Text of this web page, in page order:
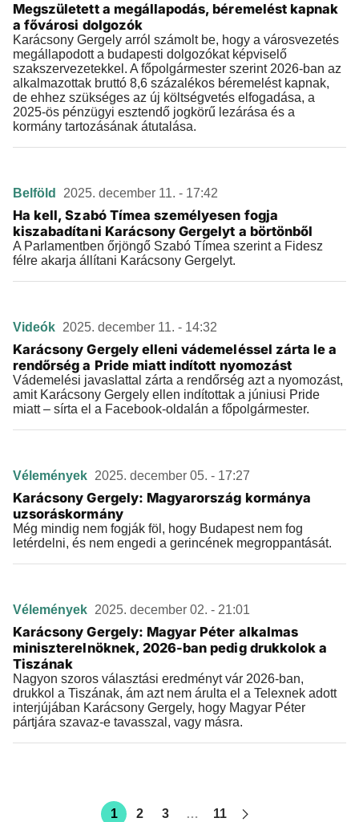
Megszületett a megállapodás, béremelést kapnak
a fővárosi dolgozók
Karácsony Gergely arról számolt be, hogy a városvezetés
megállapodott a budapesti dolgozókat képviselő
szakszervezetekkel. A főpolgármester szerint 2026-ban az
alkalmazottak bruttó 8,6 százalékos béremelést kapnak,
de ehhez szükséges az új költségvetés elfogadása, a
2025-ös pénzügyi esztendő jogkörű lezárása és a
kormány tartozásának átutalása.
Belföld 2025. december 11. - 17:42
Ha kell, Szabó Tímea személyesen fogja
kiszabadítani Karácsony Gergelyt a börtönből
A Parlamentben őrjöngő Szabó Tímea szerint a Fidesz
félre akarja állítani Karácsony Gergelyt.
Videók 2025. december 11. - 14:32
Karácsony Gergely elleni vádemeléssel zárta le a
rendőrség a Pride miatt indított nyomozást
Vádemelési javaslattal zárta a rendőrség azt a nyomozást,
amit Karácsony Gergely ellen indítottak a júniusi Pride
miatt – sírta el a Facebook-oldalán a főpolgármester.
Vélemények 2025. december 05. - 17:27
Karácsony Gergely: Magyarország kormánya
uzsoráskormány
Még mindig nem fogják föl, hogy Budapest nem fog
letérdelni, és nem engedi a gerincének megroppantását.
Vélemények 2025. december 02. - 21:01
Karácsony Gergely: Magyar Péter alkalmas
miniszterelnöknek, 2026-ban pedig drukkolok a
Tiszának
Nagyon szoros választási eredményt vár 2026-ban,
drukkol a Tiszának, ám azt nem árulta el a Telexnek adott
interjújában Karácsony Gergely, hogy Magyar Péter
pártjára szavaz-e tavasszal, vagy másra.
1 2 3 … 11